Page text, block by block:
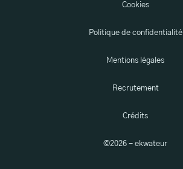
Cookies
Politique de confidentialité
Mentions légales
Recrutement
Crédits
©2026 - ekwateur